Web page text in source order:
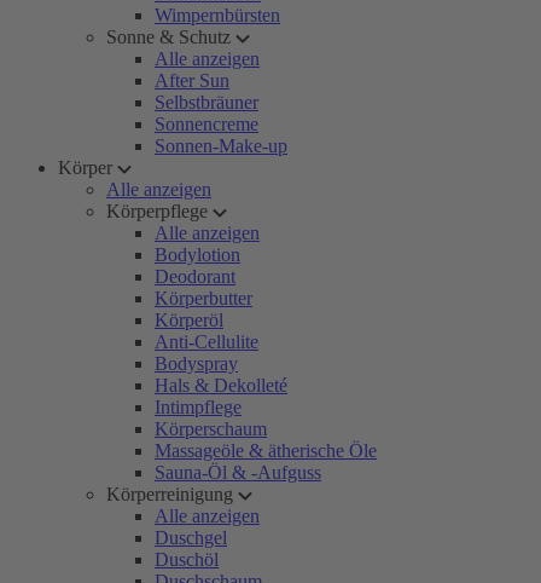
Wimpernbürsten
Sonne & Schutz
Alle anzeigen
After Sun
Selbstbräuner
Sonnencreme
Sonnen-Make-up
Körper
Alle anzeigen
Körperpflege
Alle anzeigen
Bodylotion
Deodorant
Körperbutter
Körperöl
Anti-Cellulite
Bodyspray
Hals & Dekolleté
Intimpflege
Körperschaum
Massageöle & ätherische Öle
Sauna-Öl & -Aufguss
Körperreinigung
Alle anzeigen
Duschgel
Duschöl